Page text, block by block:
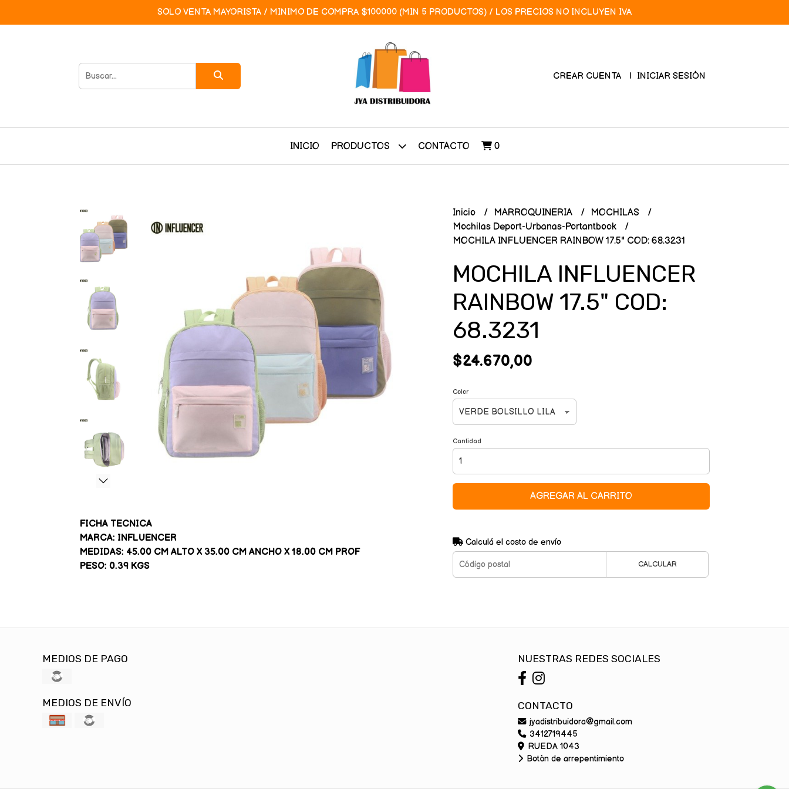
SOLO VENTA MAYORISTA / MINIMO DE COMPRA $100000 (MIN 5 PRODUCTOS) / LOS PRECIOS NO INCLUYEN IVA
CREAR CUENTA INICIAR SESIÓN
INICIO PRODUCTOS CONTACTO 0
FICHA TECNICA
MARCA: INFLUENCER
MEDIDAS: 45.00 CM ALTO X 35.00 CM ANCHO X 18.00 CM PROF
PESO: 0.39 KGS
Inicio MARROQUINERIA
MOCHILAS
Mochilas Deport-Urbanas-Portantbook
MOCHILA INFLUENCER RAINBOW 17.5" COD: 68.3231
MOCHILA INFLUENCER
RAINBOW 17.5" COD:
68.3231
$24.670,00
Color
Cantidad
AGREGAR AL CARRITO
Calculá el costo de envío
CALCULAR
MEDIOS DE PAGO
MEDIOS DE ENVÍO
NUESTRAS REDES SOCIALES
CONTACTO
jyadistribuidora@gmail.com
3412719445
RUEDA 1043
Botón de arrepentimiento